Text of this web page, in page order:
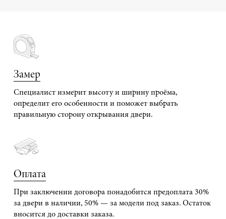
Замер
Специалист измерит высоту и ширину проёма,
определит его особенности и поможет выбрать
правильную сторону открывания двери.
Оплата
При заключении договора понадобится предоплата 30%
за двери в наличии, 50% — за модели под заказ. Остаток
вносится до доставки заказа.